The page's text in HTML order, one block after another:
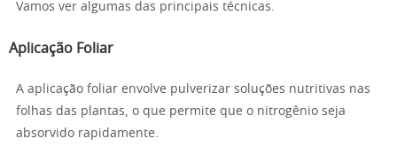
Vamos ver algumas das principais técnicas.
Aplicação Foliar
A aplicação foliar envolve pulverizar soluções nutritivas nas
folhas das plantas, o que permite que o nitrogênio seja
absorvido rapidamente.